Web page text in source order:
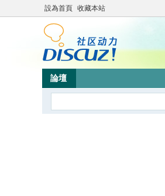
設為首頁 收藏本站
論壇